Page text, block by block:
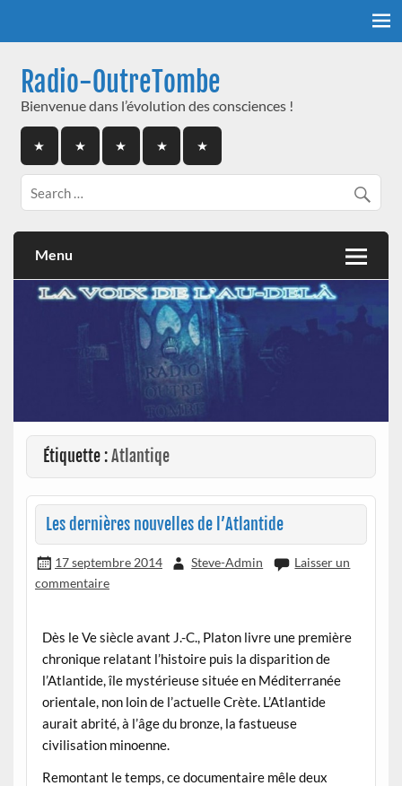
Radio-OutreTombe
Bienvenue dans l’évolution des consciences !
Menu
Étiquette :Atlantiqe
Les dernières nouvelles de l’Atlantide
17 septembre 2014 Steve-Admin
Laisser un
commentaire
Dès le Ve siècle avant J.-C., Platon livre une première
chronique relatant l’histoire puis la disparition de
l’Atlantide, île mystérieuse située en Méditerranée
orientale, non loin de l’actuelle Crète. L’Atlantide
aurait abrité, à l’âge du bronze, la fastueuse
civilisation minoenne.
Remontant le temps, ce documentaire mêle deux